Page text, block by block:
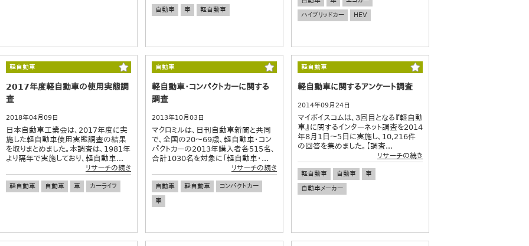
自動車 車 軽自動車
ハイブリッドカー
HEV
軽自動車
2017年度軽自動車の使用実態調
査
2018年04月09日
日本自動車工業会は、2017年度に実
施した軽自動車使用実態調査の結果
を取りまとめました。本調査は、1981年
より隔年で実施しており、軽自動車...
リサーチの続き
軽自動車 自動車 車 カーライフ
自動車
軽自動車・コンパクトカーに関する
調査
2013年10月03日
マクロミルは、日刊自動車新聞と共同
で、全国の20～69歳、軽自動車・コン
パクトカーの2013年購入者各515名、
合計1030名を対象に「軽自動車・...
リサーチの続き
自動車 軽自動車
コンパクトカー
車
軽自動車
軽自動車に関するアンケート調査
2014年09月24日
マイボイスコムは、３回目となる『軽自動
車』に関するインターネット調査を2014
年8月1日～5日に実施し、10,216件
の回答を集めました。【調査...
リサーチの続き
軽自動車 自動車
車
自動車メーカー